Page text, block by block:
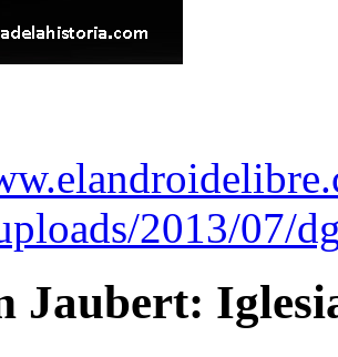
2013/07/
Jaubert: